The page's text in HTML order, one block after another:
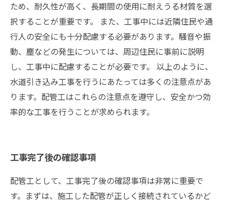
ため、耐久性が高く、長期間の使用に耐えうる材質を選
択することが重要です。 また、工事中には近隣住民や通
行人の安全にも十分配慮する必要があります。騒音や振
動、塵などの発生については、周辺住民に事前に説明
し、工事中に配慮することが必要です。 以上のように、
水道引き込み工事を行うにあたっては多くの注意点があ
ります。配管工はこれらの注意点を遵守し、安全かつ効
率的な工事を行うことが求められます。
工事完了後の確認事項
配管工として、工事完了後の確認事項は非常に重要で
す。まずは、施工した配管が正しく接続されているかど